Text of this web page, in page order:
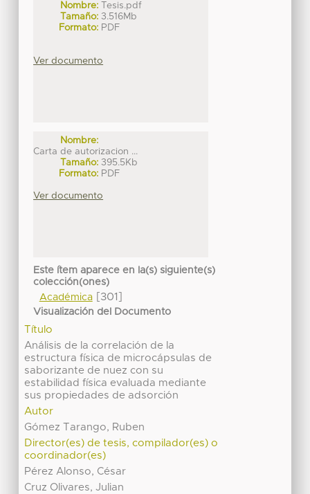
Nombre:
Tesis.pdf
Tamaño: 3.516Mb
Formato: PDF
Ver documento
Nombre:
Carta de autorizacion ...
Tamaño: 395.5Kb
Formato: PDF
Ver documento
Este ítem aparece en la(s) siguiente(s)
colección(ones)
Académica[301]
Visualización del Documento
Título
Análisis de la correlación de la
estructura física de microcápsulas de
saborizante de nuez con su
estabilidad física evaluada mediante
sus propiedades de adsorción
Autor
Gómez Tarango, Ruben
Director(es) de tesis, compilador(es) o
coordinador(es)
Pérez Alonso, César
Cruz Olivares, Julian